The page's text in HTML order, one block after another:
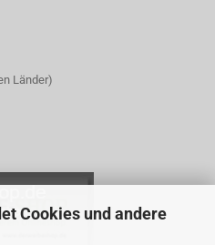
Cookies und andere
Länder)